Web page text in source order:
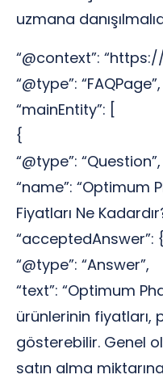
uzmana
“@context”:
“@type”: “FAQPage”,
“mainEntity”: [
{
“@type”: “Question”,
“name”: “Optimum
Fiyatları Ne
“acceptedAnswer”: {
“@type”: “Answer”,
“text”: “Optimum
ürünlerinin fiyatları,
gösterebilir. Genel
satın alma